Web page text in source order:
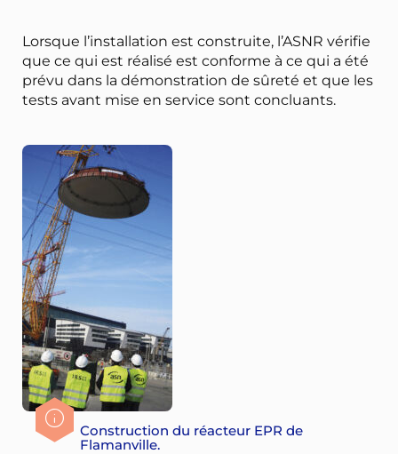
Lorsque l’installation est construite, l’ASNR vérifie
que ce qui est réalisé est conforme à ce qui a été
prévu dans la démonstration de sûreté et que les
tests avant mise en service sont concluants.
Construction du réacteur EPR de
Flamanville.